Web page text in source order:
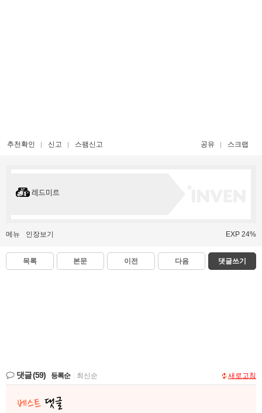
추천확인 신고 스팸신고 공유 스크랩
레드미르
메뉴 인장보기 EXP 24%
목록 본문 이전 다음 댓글쓰기
댓글(59) 등록순 최신순 새로고침